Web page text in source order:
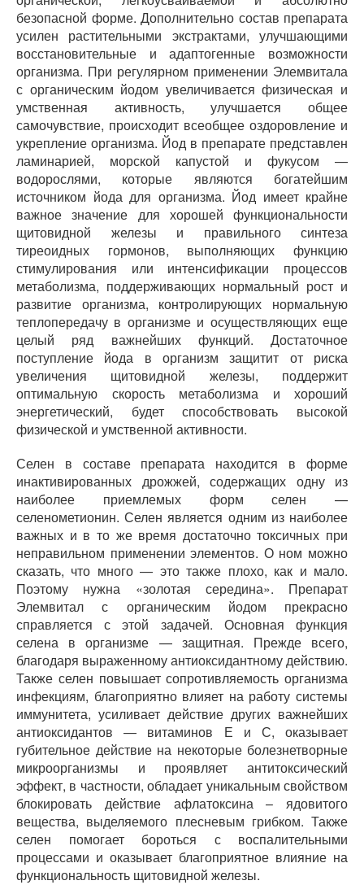
безопасной форме. Дополнительно состав препарата
усилен растительными экстрактами, улучшающими
восстановительные и адаптогенные возможности
организма. При регулярном применении Элемвитала
с органическим йодом увеличивается физическая и
умственная активность, улучшается общее
самочувствие, происходит всеобщее оздоровление и
укрепление организма. Йод в препарате представлен
ламинарией, морской капустой и фукусом —
водорослями, которые являются богатейшим
источником йода для организма. Йод имеет крайне
важное значение для хорошей функциональности
щитовидной железы и правильного синтеза
тиреоидных гормонов, выполняющих функцию
стимулирования или интенсификации процессов
метаболизма, поддерживающих нормальный рост и
развитие организма, контролирующих нормальную
теплопередачу в организме и осуществляющих еще
целый ряд важнейших функций. Достаточное
поступление йода в организм защитит от риска
увеличения щитовидной железы, поддержит
оптимальную скорость метаболизма и хороший
энергетический, будет способствовать высокой
физической и умственной активности.
Селен в составе препарата находится в форме
инактивированных дрожжей, содержащих одну из
наиболее приемлемых форм селен —
селенометионин. Селен является одним из наиболее
важных и в то же время достаточно токсичных при
неправильном применении элементов. О ном можно
сказать, что много — это также плохо, как и мало.
Поэтому нужна «золотая середина». Препарат
Элемвитал с органическим йодом прекрасно
справляется с этой задачей. Основная функция
селена в организме — защитная. Прежде всего,
благодаря выраженному антиоксидантному действию.
Также селен повышает сопротивляемость организма
инфекциям, благоприятно влияет на работу системы
иммунитета, усиливает действие других важнейших
антиоксидантов — витаминов Е и С, оказывает
губительное действие на некоторые болезнетворные
микроорганизмы и проявляет антитоксический
эффект, в частности, обладает уникальным свойством
блокировать действие афлатоксина – ядовитого
вещества, выделяемого плесневым грибком. Также
селен помогает бороться с воспалительными
процессами и оказывает благоприятное влияние на
функциональность щитовидной железы.